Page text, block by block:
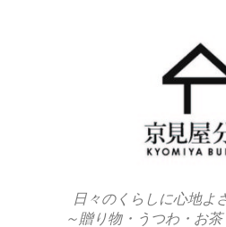
日々のくらしに心地よ
～贈り物・うつわ・お